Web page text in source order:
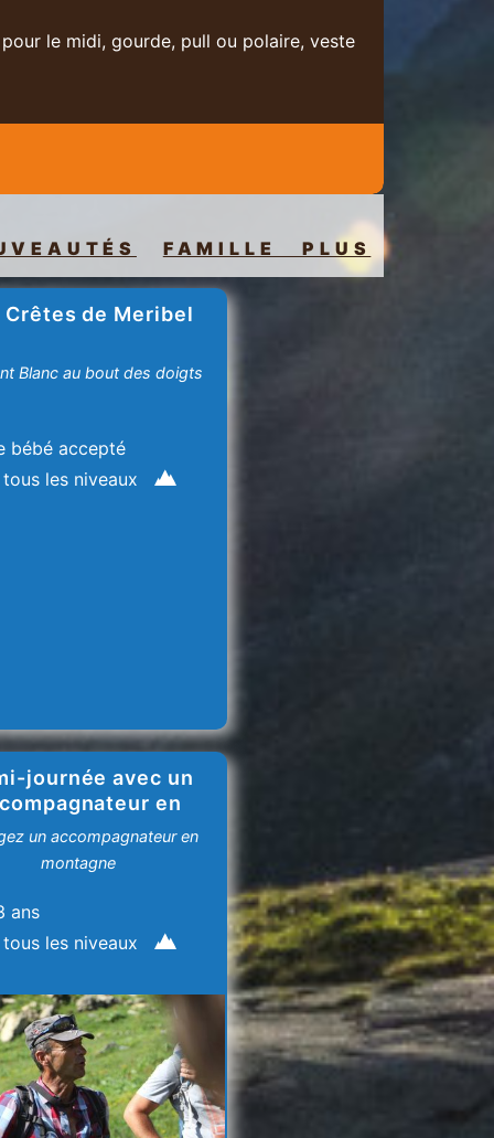
le midi, gourde, pull ou polaire, veste
FAMILLE PLUS
Crêtes de Meribel
Blanc au bout des doigts
bébé accepté
les niveaux
journée avec un
en
montagne
un accompagnateur en
montagne
ans
les niveaux